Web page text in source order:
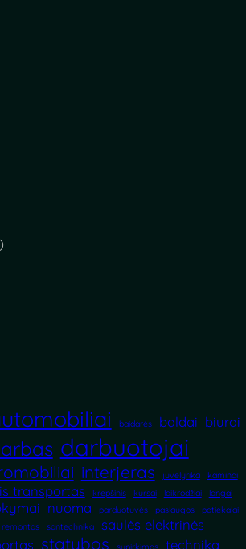
baidarės baldai biurai
darbuotojai
interjeras juvelyrika
kaminai
transportas krepšinis kursai laikrodžiai
langai
nuoma parduotuvės paslaugos
patiekalai
remontas santechnika saulės elektrinės
statybos supirkimas technika